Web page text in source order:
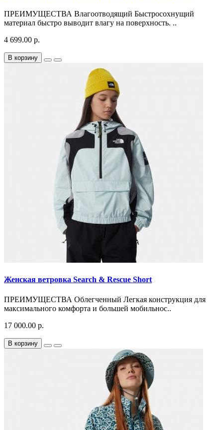
ПРЕИМУЩЕСТВА Влагоотводящий Быстросохнущий
материал быстро выводит влагу на поверхность. ..
4 699.00 р.
В корзину
Женская ветровка Search & Rescue Short
ПРЕИМУЩЕСТВА Облегченный Легкая конструкция для
максимального комфорта и большей мобильнос..
17 000.00 р.
В корзину